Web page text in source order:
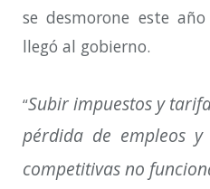
se desmorone este
llegó al gobierno.
“Subir impuestos y
pérdida de empleos
competitivas no